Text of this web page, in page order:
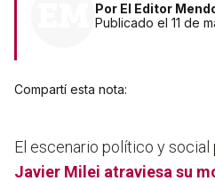
Por El Editor
Publicado el 11 de
Compartí esta nota:
El escenario político y social
Javier Milei atraviesa su